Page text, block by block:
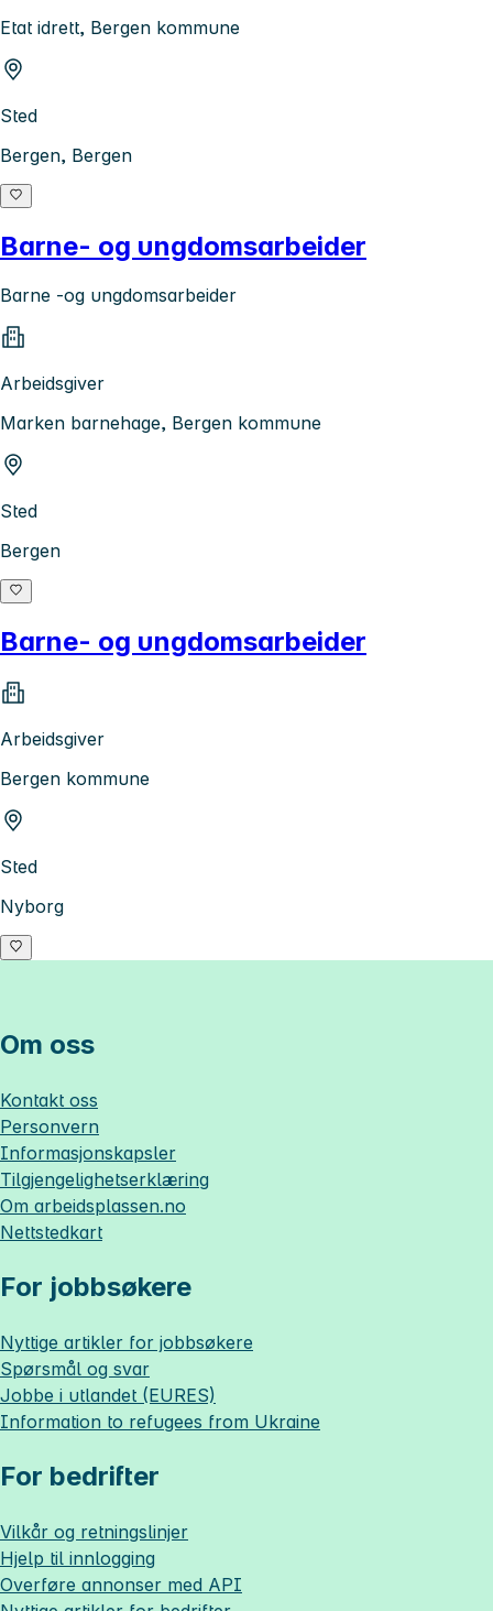
Etat idrett, Bergen kommune
Sted
Bergen, Bergen
Barne- og ungdomsarbeider
Barne -og ungdomsarbeider
Arbeidsgiver
Marken barnehage, Bergen kommune
Sted
Bergen
Barne- og ungdomsarbeider
Arbeidsgiver
Bergen kommune
Sted
Nyborg
Om oss
Kontakt oss
Personvern
Informasjonskapsler
Tilgjengelighetserklæring
Om arbeidsplassen.no
Nettstedkart
For jobbsøkere
Nyttige artikler for jobbsøkere
Spørsmål og svar
Jobbe i utlandet (EURES)
Information to refugees from Ukraine
For bedrifter
Vilkår og retningslinjer
Hjelp til innlogging
Overføre annonser med API